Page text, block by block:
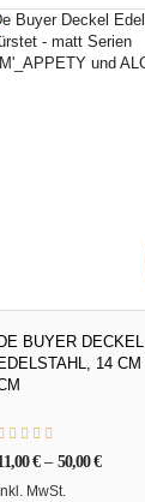
DE BUYER
EDELSTAHL, 14
€– 50,00€
MwSt.